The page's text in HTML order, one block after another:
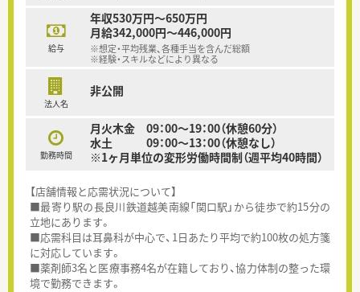
給与
年収530万円～650万円
月給342,000円～446,000円
※想定・平均残業、各種手当を含んだ総額
※経験・スキルなどにより異なる
法人名
非公開
勤務時間
月火木金 09：00～19：00（休憩60分）
水土 09：00～13：00（休憩なし）
※1ヶ月単位の変形労働時間制（週平均40時間）
【店舗情報と応需状況について】
■最寄り駅の長良川鉄道越美南線「関口駅」から徒歩で約15分の
立地にあります。
■応需科目は耳鼻科が中心で、1日あたり平均で約100枚の処方箋
に対応しています。
■薬剤師3名と医療事務4名が在籍しており、協力体制の整った環
境で勤務できます。